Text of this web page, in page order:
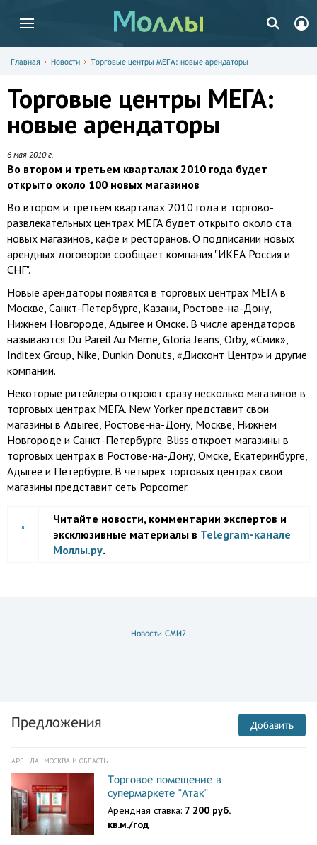
Главная Новости Торговые центры МЕГА: новые арендаторы
Торговые центры МЕГА:
новые арендаторы
6 мая 2010 г.
Во втором и третьем кварталах 2010 года будет
открыто около 100 новых магазинов
Во втором и третьем кварталах 2010 года в торгово-
развлекательных центрах МЕГА будет открыто около ста
новых магазинов, кафе и ресторанов. О подписании новых
арендных договоров сообщает компания "ИКЕА Россия и
СНГ".
Новые арендаторы появятся в торговых центрах МЕГА в
Москве, Санкт-Петербурге, Казани, Ростове-на-Дону,
Нижнем Новгороде, Адыгее и Омске. В числе арендаторов
называются Du Pareil Au Meme, Gloria Jeans, Orby, «Смик»,
Inditex Group, Nike, Dunkin Donuts, «Дисконт Центр» и другие
компании.
Некоторые ритейлеры откроют сразу несколько магазинов в
торговых центрах МЕГА. New Yorker представит свои
магазины в Адыгее, Ростове-на-Дону, Москве, Нижнем
Новгороде и Санкт-Петербурге. Bliss откроет магазины в
торговых центрах в Ростове-на-Дону, Омске, Екатеринбурге,
Адыгее и Петербурге. В четырех торговых центрах свои
магазины представит сеть Popcorner.
Читайте новости, комментарии экспертов и
эксклюзивные материалы в Telegram-канале
Моллы.ру.
Новости СМИ2
Предложения Добавить
АРЕНДА , МОСКВА И ОБЛАСТЬ
Торговое помещение в
супермаркете "Атак"
Арендная ставка: 7 200 руб.
кв.м./год